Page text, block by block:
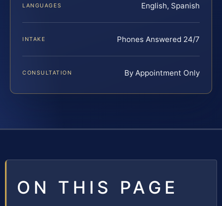
LANGUAGES English, Spanish
INTAKE Phones Answered 24/7
CONSULTATION By Appointment Only
ON THIS PAGE